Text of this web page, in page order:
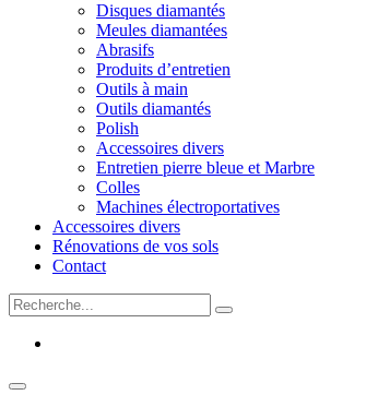
Disques diamantés
Meules diamantées
Abrasifs
Produits d’entretien
Outils à main
Outils diamantés
Polish
Accessoires divers
Entretien pierre bleue et Marbre
Colles
Machines électroportatives
Accessoires divers
Rénovations de vos sols
Contact